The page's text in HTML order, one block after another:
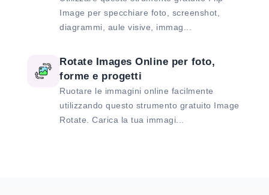
Image per specchiare foto, screenshot,
diagrammi, aule visive, immag...
Rotate Images Online per foto,
forme e progetti
Ruotare le immagini online facilmente
utilizzando questo strumento gratuito Image
Rotate. Carica la tua immagi...